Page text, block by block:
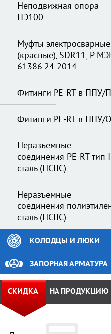
Неподвижная опора
ПЭ100
Муфты электросварные
(красные), SDR11, Р
61386.24-2014
Фитинги PE-RT в ППУ/
Фитинги PE-RT в ППУ/
Неразъемные
соединения PE-RT тип
сталь (НСПС)
Неразъёмные
соединения
сталь (НСПС)
КОЛОДЦЫ И ЛЮКИ
ЗАПОРНАЯ АРМАТУРА
СКИДКА НА ПРОДУКЦИЮ